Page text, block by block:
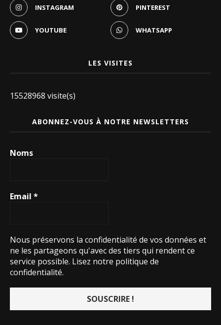
INSTAGRAM PINTEREST
YOUTUBE WHATSAPP
LES VISITES
15528968 visite(s)
ABONNEZ-VOUS À NOTRE NEWSLETTERS
Noms
Email *
Nous préservons la confidentialité de vos données et
ne les partageons qu'avec des tiers qui rendent ce
service possible. Lisez notre politique de
confidentialité.